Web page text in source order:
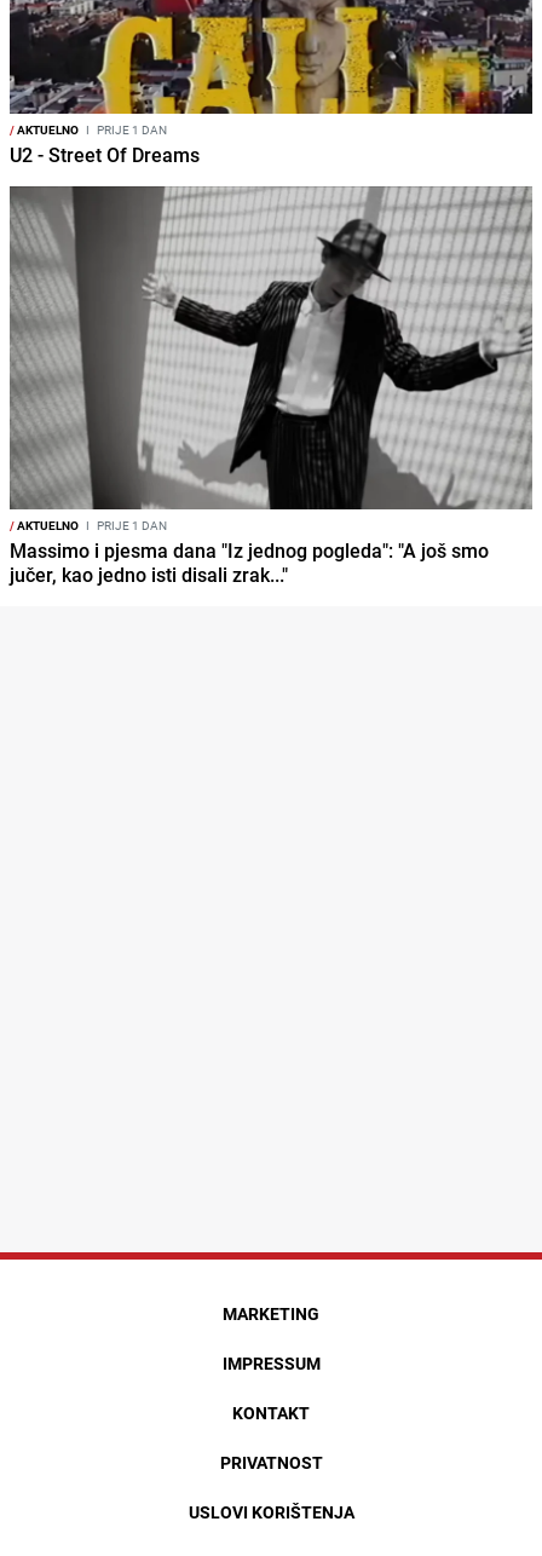
/AKTUELNO I PRIJE 1 DAN
U2 - Street Of Dreams
/AKTUELNO I PRIJE 1 DAN
Massimo i pjesma dana "Iz jednog pogleda": "A još smo
jučer, kao jedno isti disali zrak..."
MARKETING
IMPRESSUM
KONTAKT
PRIVATNOST
USLOVI KORIŠTENJA